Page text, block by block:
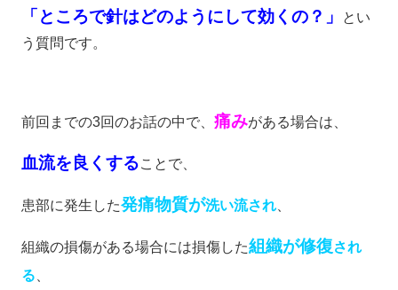
「ところで針はどのようにして効くの？」
とい
う質問です。
前回までの3回のお話の中で、 痛みがある場合は、
血流を良くすることで、
患部に発生した発痛物質が洗い流され、
組織の損傷がある場合には損傷した組織が修復され
る